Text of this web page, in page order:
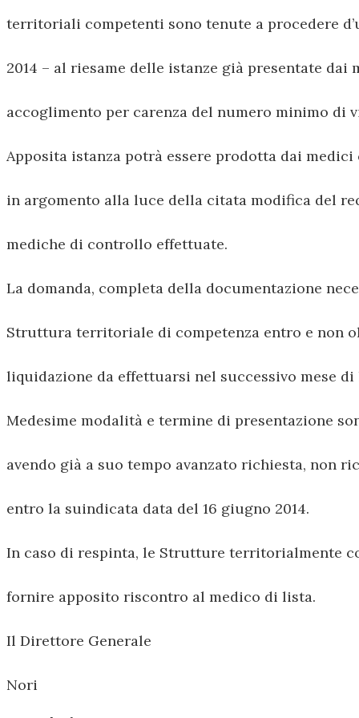
territoriali competenti sono tenute a procedere
2014 – al riesame delle istanze già presentate
accoglimento per carenza del numero minimo di
Apposita istanza potrà essere prodotta dai
in argomento alla luce della citata modifica del
mediche di controllo effettuate.
La domanda, completa della documentazione
Struttura territoriale di competenza entro e non
liquidazione da effettuarsi nel successivo mese
Medesime modalità e termine di presentazione
avendo già a suo tempo avanzato richiesta, non
entro la suindicata data del 16 giugno 2014.
In caso di respinta, le Strutture territorialmente
fornire apposito riscontro al medico di lista.
Il Direttore Generale
Nori